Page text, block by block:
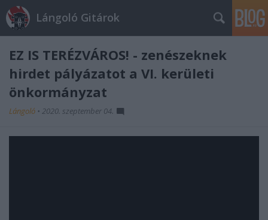
Lángoló Gitárok
EZ IS TERÉZVÁROS! - zenészeknek
hirdet pályázatot a VI. kerületi
önkormányzat
Lángoló • 2020. szeptember 04.